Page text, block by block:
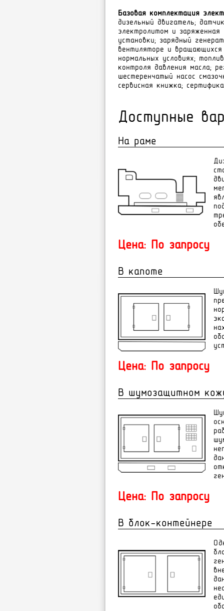
Базовая комплектация
дизельный двигатель;
электролитом и
установки; зарядный
вентиляторе и
нормальных условиях;
контроля давления масла;
шестеренчатый насос
сервисная книжка;
Доступные
На раме
Цена: По запросу
В капоте
Цена: По запросу
В шумозащитном
Цена: По запросу
В блок-контейнере